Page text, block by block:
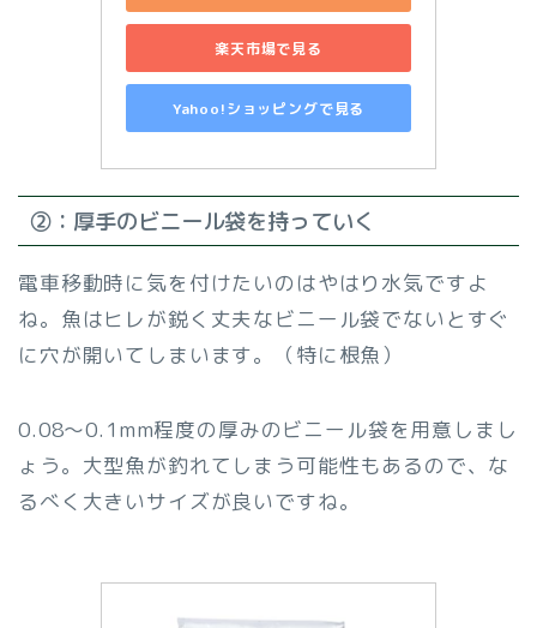
楽天市場で見る
Yahoo!ショッピングで見る
②：厚手のビニール袋を持っていく
電車移動時に気を付けたいのはやはり水気ですよ
ね。魚はヒレが鋭く丈夫なビニール袋でないとすぐ
に穴が開いてしまいます。（特に根魚）
0.08～0.1mm程度の厚みのビニール袋を用意しまし
ょう。大型魚が釣れてしまう可能性もあるので、な
るべく大きいサイズが良いですね。